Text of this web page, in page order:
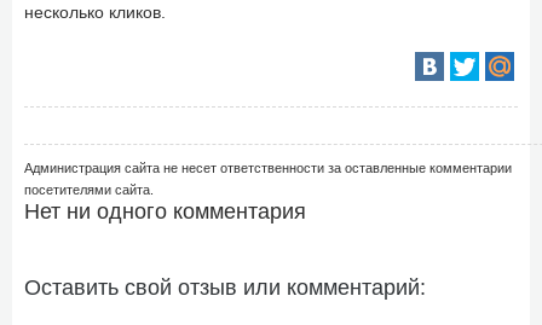
несколько кликов.
Администрация сайта не несет ответственности за оставленные комментарии
посетителями сайта.
Нет ни одного комментария
Оставить свой отзыв или комментарий: